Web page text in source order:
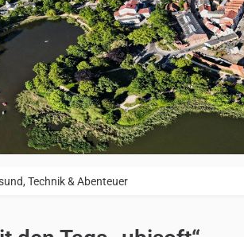
Technik & Abenteuer